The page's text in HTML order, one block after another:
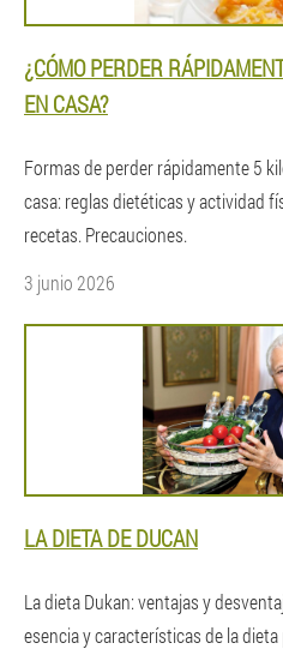
¿CÓMO PERDER
EN CASA?
Formas de perder rápidamente 5
casa: reglas dietéticas y actividad
recetas. Precauciones.
3 junio 2026
LA DIETA DE DUCAN
La dieta Dukan: ventajas y
esencia y características de la